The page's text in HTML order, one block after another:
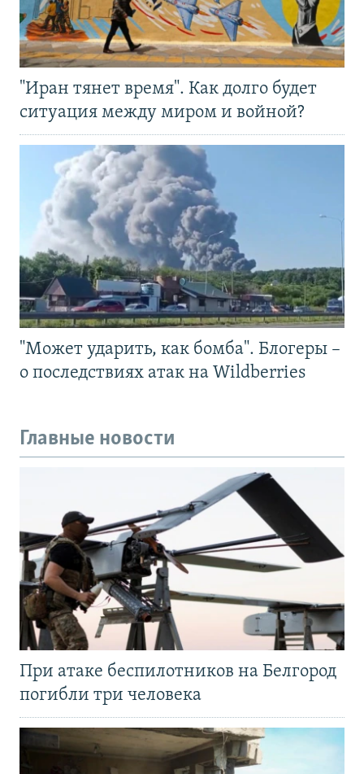
"Иран тянет время". Как долго будет
ситуация между миром и войной?
"Может ударить, как бомба". Блогеры –
о последствиях атак на Wildberries
Главные новости
При атаке беспилотников на Белгород
погибли три человека